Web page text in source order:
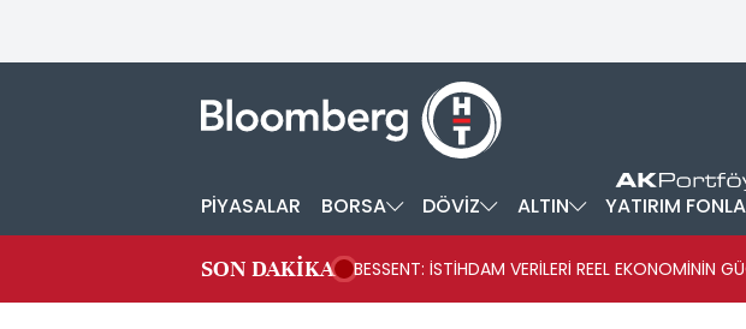
PİYASALAR BORSA DÖVİZ ALTIN YATIRIM
SON DAKİKA BESSENT: İSTİHDAM VERİLERİ REEL EKONOMİNİN